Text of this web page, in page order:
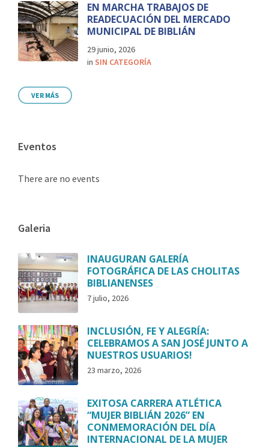
EN MARCHA TRABAJOS DE
READECUACIÓN DEL MERCADO
MUNICIPAL DE BIBLIÁN
29 junio, 2026
in SIN CATEGORÍA
VER MÁS
Eventos
There are no events
Galeria
INAUGURAN GALERÍA
FOTOGRÁFICA DE LAS CHOLITAS
BIBLIANENSES
7 julio, 2026
INCLUSIÓN, FE Y ALEGRÍA:
CELEBRAMOS A SAN JOSÉ JUNTO A
NUESTROS USUARIOS!
23 marzo, 2026
EXITOSA CARRERA ATLÉTICA
“MUJER BIBLIÁN 2026” EN
CONMEMORACIÓN DEL DÍA
INTERNACIONAL DE LA MUJER